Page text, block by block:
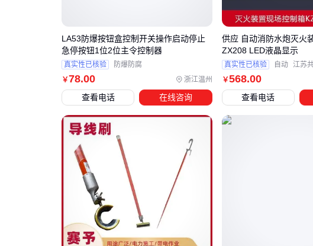
需
负
经验法则
估MOS
四、装
￥78.00 浙江温州
LA53防爆按钮盒控制开关操作启动停止
急停按钮1位2位主令控制器
真实性已核验 防爆防腐
查看电话 在线咨询
￥568.00
供应 自动消防水炮灭火
ZX208 LED液晶显示
真实性已核验 自动 江苏
查看电话